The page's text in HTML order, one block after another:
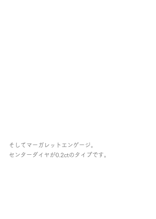
そしてマーガレットエンゲージ。
センターダイヤが0.2ctのタイプです。